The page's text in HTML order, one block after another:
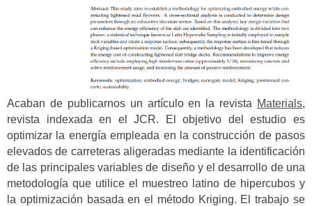
Acaban de publicarnos un artículo en la revista Materials,
revista indexada en el JCR. El objetivo del estudio es
optimizar la energía empleada en la construcción de pasos
elevados de carreteras aligeradas mediante la identificación
de las principales variables de diseño y el desarrollo de una
metodología que utilice el muestreo latino de hipercubos y
la optimización basada en el método Kriging. El trabajo se